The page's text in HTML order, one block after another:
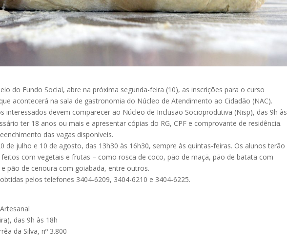
do Fundo Social, abre na próxima segunda-feira (10), as inscrições para o curso
acontecerá na sala de gastronomia do Núcleo de Atendimento ao Cidadão (NAC).
interessados devem comparecer ao Núcleo de Inclusão Socioprodutiva (Nisp), das 9h às
ter 18 anos ou mais e apresentar cópias do RG, CPF e comprovante de residência.
das vagas disponíveis.
de julho e 10 de agosto, das 13h30 às 16h30, sempre às quintas-feiras. Os alunos terão
com vegetais e frutas – como rosca de coco, pão de maçã, pão de batata com
pão de cenoura com goiabada, entre outros.
pelos telefones 3404-6209, 3404-6210 e 3404-6225.
das 9h às 18h
da Silva, nº 3.800